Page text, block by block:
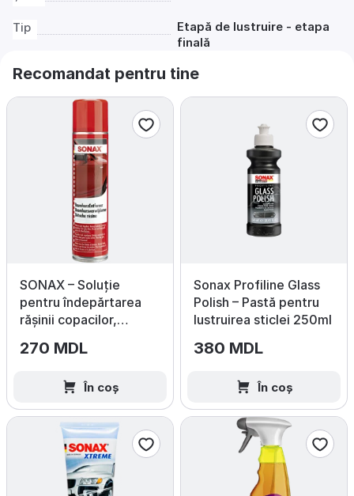
Tip
Etapă de lustruire - etapa
finală
Recomandat pentru tine
SONAX – Soluție
pentru îndepărtarea
rășinii copacilor,
270 MDL
În coș
Sonax Profiline Glass
Polish – Pastă pentru
lustruirea sticlei 250ml
380 MDL
În coș